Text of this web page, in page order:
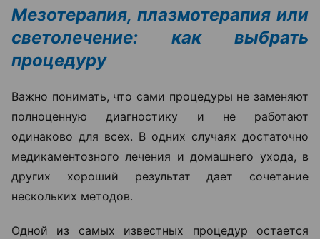
Мезотерапия, плазмотерапия или
светолечение: как выбрать
процедуру
Важно понимать, что сами процедуры не заменяют
полноценную диагностику и не работают
одинаково для всех. В одних случаях достаточно
медикаментозного лечения и домашнего ухода, в
других хороший результат дает сочетание
нескольких методов.
Одной из самых известных процедур остается